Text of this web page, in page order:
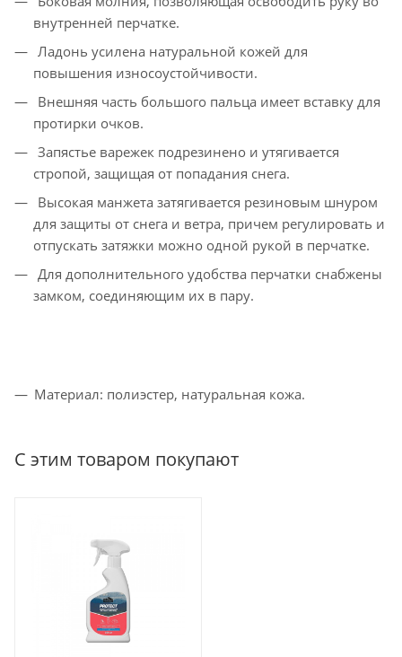
внутренней перчатке.
Ладонь усилена натуральной кожей для
повышения износоустойчивости.
Внешняя часть большого пальца имеет вставку для
протирки очков.
Запястье варежек подрезинено и утягивается
стропой, защищая от попадания снега.
Высокая манжета затягивается резиновым шнуром
для защиты от снега и ветра, причем регулировать и
отпускать затяжки можно одной рукой в перчатке.
Для дополнительного удобства перчатки снабжены
замком, соединяющим их в пару.
Материал: полиэстер, натуральная кожа.
С этим товаром покупают